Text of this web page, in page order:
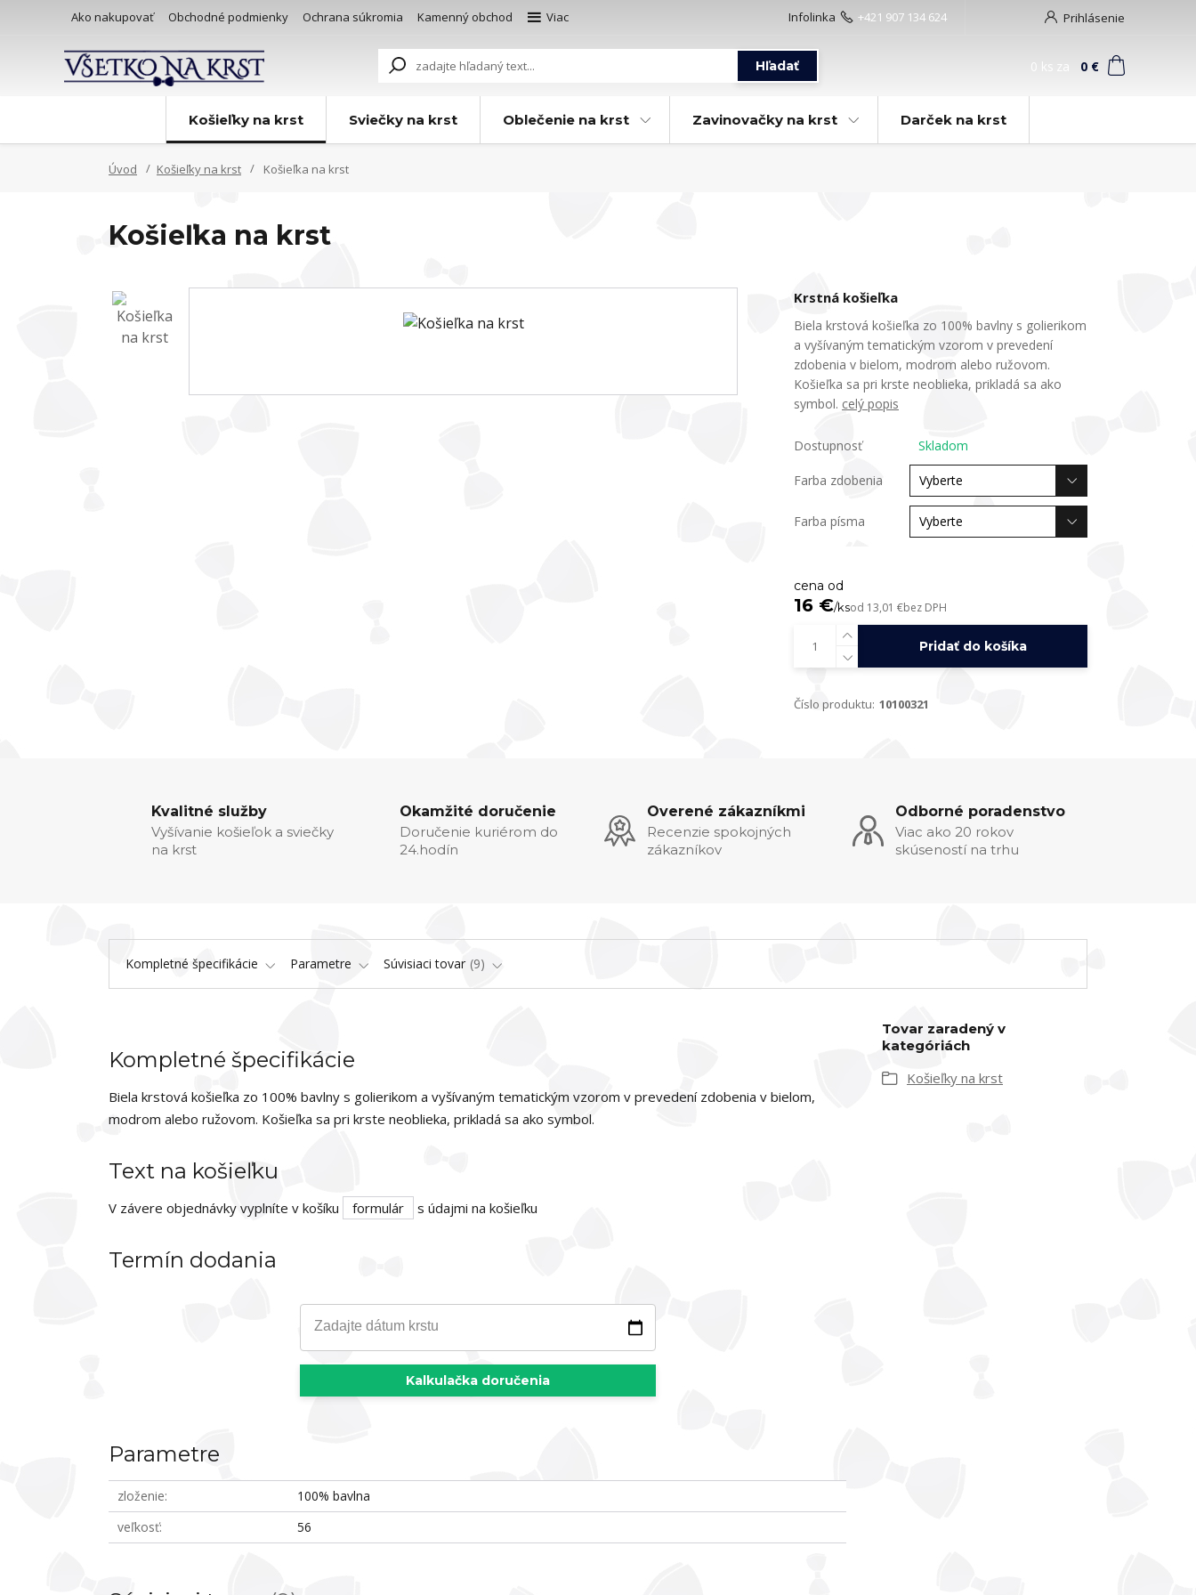
Ako nakupovať Obchodné podmienky Ochrana súkromia Kamenný obchod Viac Prihlásenie
Hľadať
Infolinka +421 907 134 624
0 ks za 0 €
Košieľky na krst Sviečky na krst Oblečenie na krst Zavinovačky na krst Darček na krst
Úvod Košieľky na krst Košieľka na krst
Košieľka na krst
Krstná košieľka
Biela krstová košieľka zo 100% bavlny s golierikom
a vyšívaným tematickým vzorom v prevedení
zdobenia v bielom, modrom alebo ružovom.
Košieľka sa pri krste neoblieka, prikladá sa ako
symbol. celý popis
Dostupnosť Skladom
Farba zdobenia
Farba písma
cena od
16 €/ksod 13,01 €bez DPH
Pridať do košíka
Číslo produktu: 10100321
Kvalitné služby
Vyšívanie košieľok a sviečky
na krst
Okamžité doručenie
Doručenie kuriérom do
24.hodín
Overené zákazníkmi
Recenzie spokojných
zákazníkov
Odborné poradenstvo
Viac ako 20 rokov
skúseností na trhu
Kompletné špecifikácie Parametre Súvisiaci tovar 9
Kompletné špecifikácie
Biela krstová košieľka zo 100% bavlny s golierikom a vyšívaným tematickým vzorom v prevedení zdobenia v bielom,
modrom alebo ružovom. Košieľka sa pri krste neoblieka, prikladá sa ako symbol.
Text na košieľku
V závere objednávky vyplníte v košíku formulár s údajmi na košieľku
Termín dodania
Zadajte dátum krstu
Kalkulačka doručenia
Parametre
zloženie
100% bavlna
veľkosť
56
Tovar zaradený v
kategóriách
Košieľky na krst